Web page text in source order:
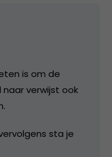
is om de
verwijst ook
sta je